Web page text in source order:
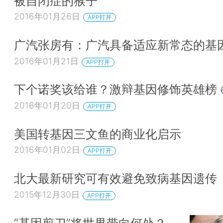
2016年01月26日 APP打开
广汽张房有：广汽具备适应新常态的基
2016年01月21日 APP打开
下个诺奖该给谁？激辩基因修饰英雄榜
2016年01月20日 APP打开
美国转基因三文鱼的商业化启示
2016年01月02日 APP打开
北大最新研究可有效避免致病基因遗传
2015年12月30日 APP打开